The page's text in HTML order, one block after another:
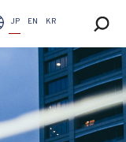
JP EN KR